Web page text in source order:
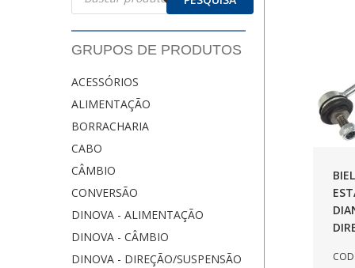
GRUPOS DE PRODUTOS
ACESSÓRIOS
ALIMENTAÇÃO
BORRACHARIA
CABO
CÂMBIO
CONVERSÃO
DINOVA - ALIMENTAÇÃO
DINOVA - CÂMBIO
DINOVA - DIREÇÃO/SUSPENSÃO